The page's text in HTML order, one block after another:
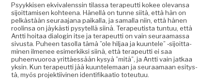
Psyykkisen ekvi­valenssin tilas­sa ter­apeut­ti kokee ole­vansa
sijoit­tamisen kohteena. Hänel­lä on tunne siitä, että hän on
pelkästään seu­raa­jana paikalla, ja samal­la niin, että hänen
roolin­sa on jäykästi pysytel­lä siinä. Ter­apeutista tun­tuu, että
Antti hoitaa dialo­gin itse ja ter­apeut­ti on vain seu­raa­mas­sa
sivus­ta. Puheen tasol­la tämä ”ole hil­jaa ja kuun­tele” ‑sijoit­ta­
mi­nen ilme­nee esimerkik­si siinä, että ter­apeut­ti ei saa
puheen­vuoroa yrit­täessään kysyä ”mitä”, ja Antti vain jatkaa
yksin. Kun ter­apeut­ti jää kuun­tele­maan ja seu­raa­maan esi­tys­
tä, myös pro­jek­ti­ivi­nen iden­ti­fikaa­tio toteutuu.